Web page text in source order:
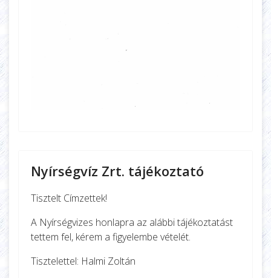
Nyírségvíz Zrt. tájékoztató
Tisztelt Címzettek!
A Nyírségvizes honlapra az alábbi tájékoztatást
tettem fel, kérem a figyelembe vételét.
Tisztelettel: Halmi Zoltán